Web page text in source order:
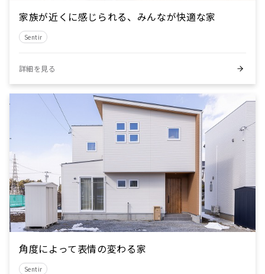
家族が近くに感じられる、みんなが快適な家
Sentir
詳細を見る
角度によって表情の変わる家
Sentir